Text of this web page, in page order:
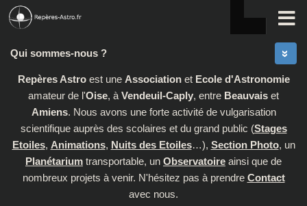
Skip to content
Qui sommes-nous ?
Repères Astroest une Associationet Ecole d'Astronomie
amateur de l'Oise, à Vendeuil-Caply, entre Beauvais et
Amiens. Nous avons une forte activité de vulgarisation
scientifique auprès des scolaires et du grand public (Stages
Etoiles, Animations, Nuits des Etoiles…), Section Photo, un
Planétarium transportable, un Observatoire ainsi que de
nombreux projets à venir. N'hésitez pas à prendre Contact
avec nous.